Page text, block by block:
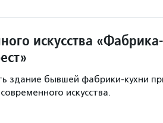
искусства «Фабрика-
здание бывшей фабрики-кухни
искусства.